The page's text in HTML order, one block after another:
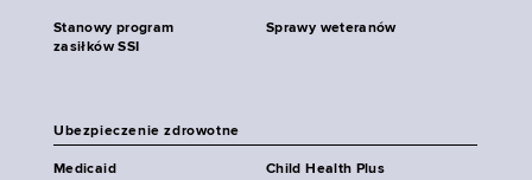
Stanowy program
zasiłków SSI
Sprawy weteranów
Ubezpieczenie zdrowotne
Medicaid
Child Health Plus